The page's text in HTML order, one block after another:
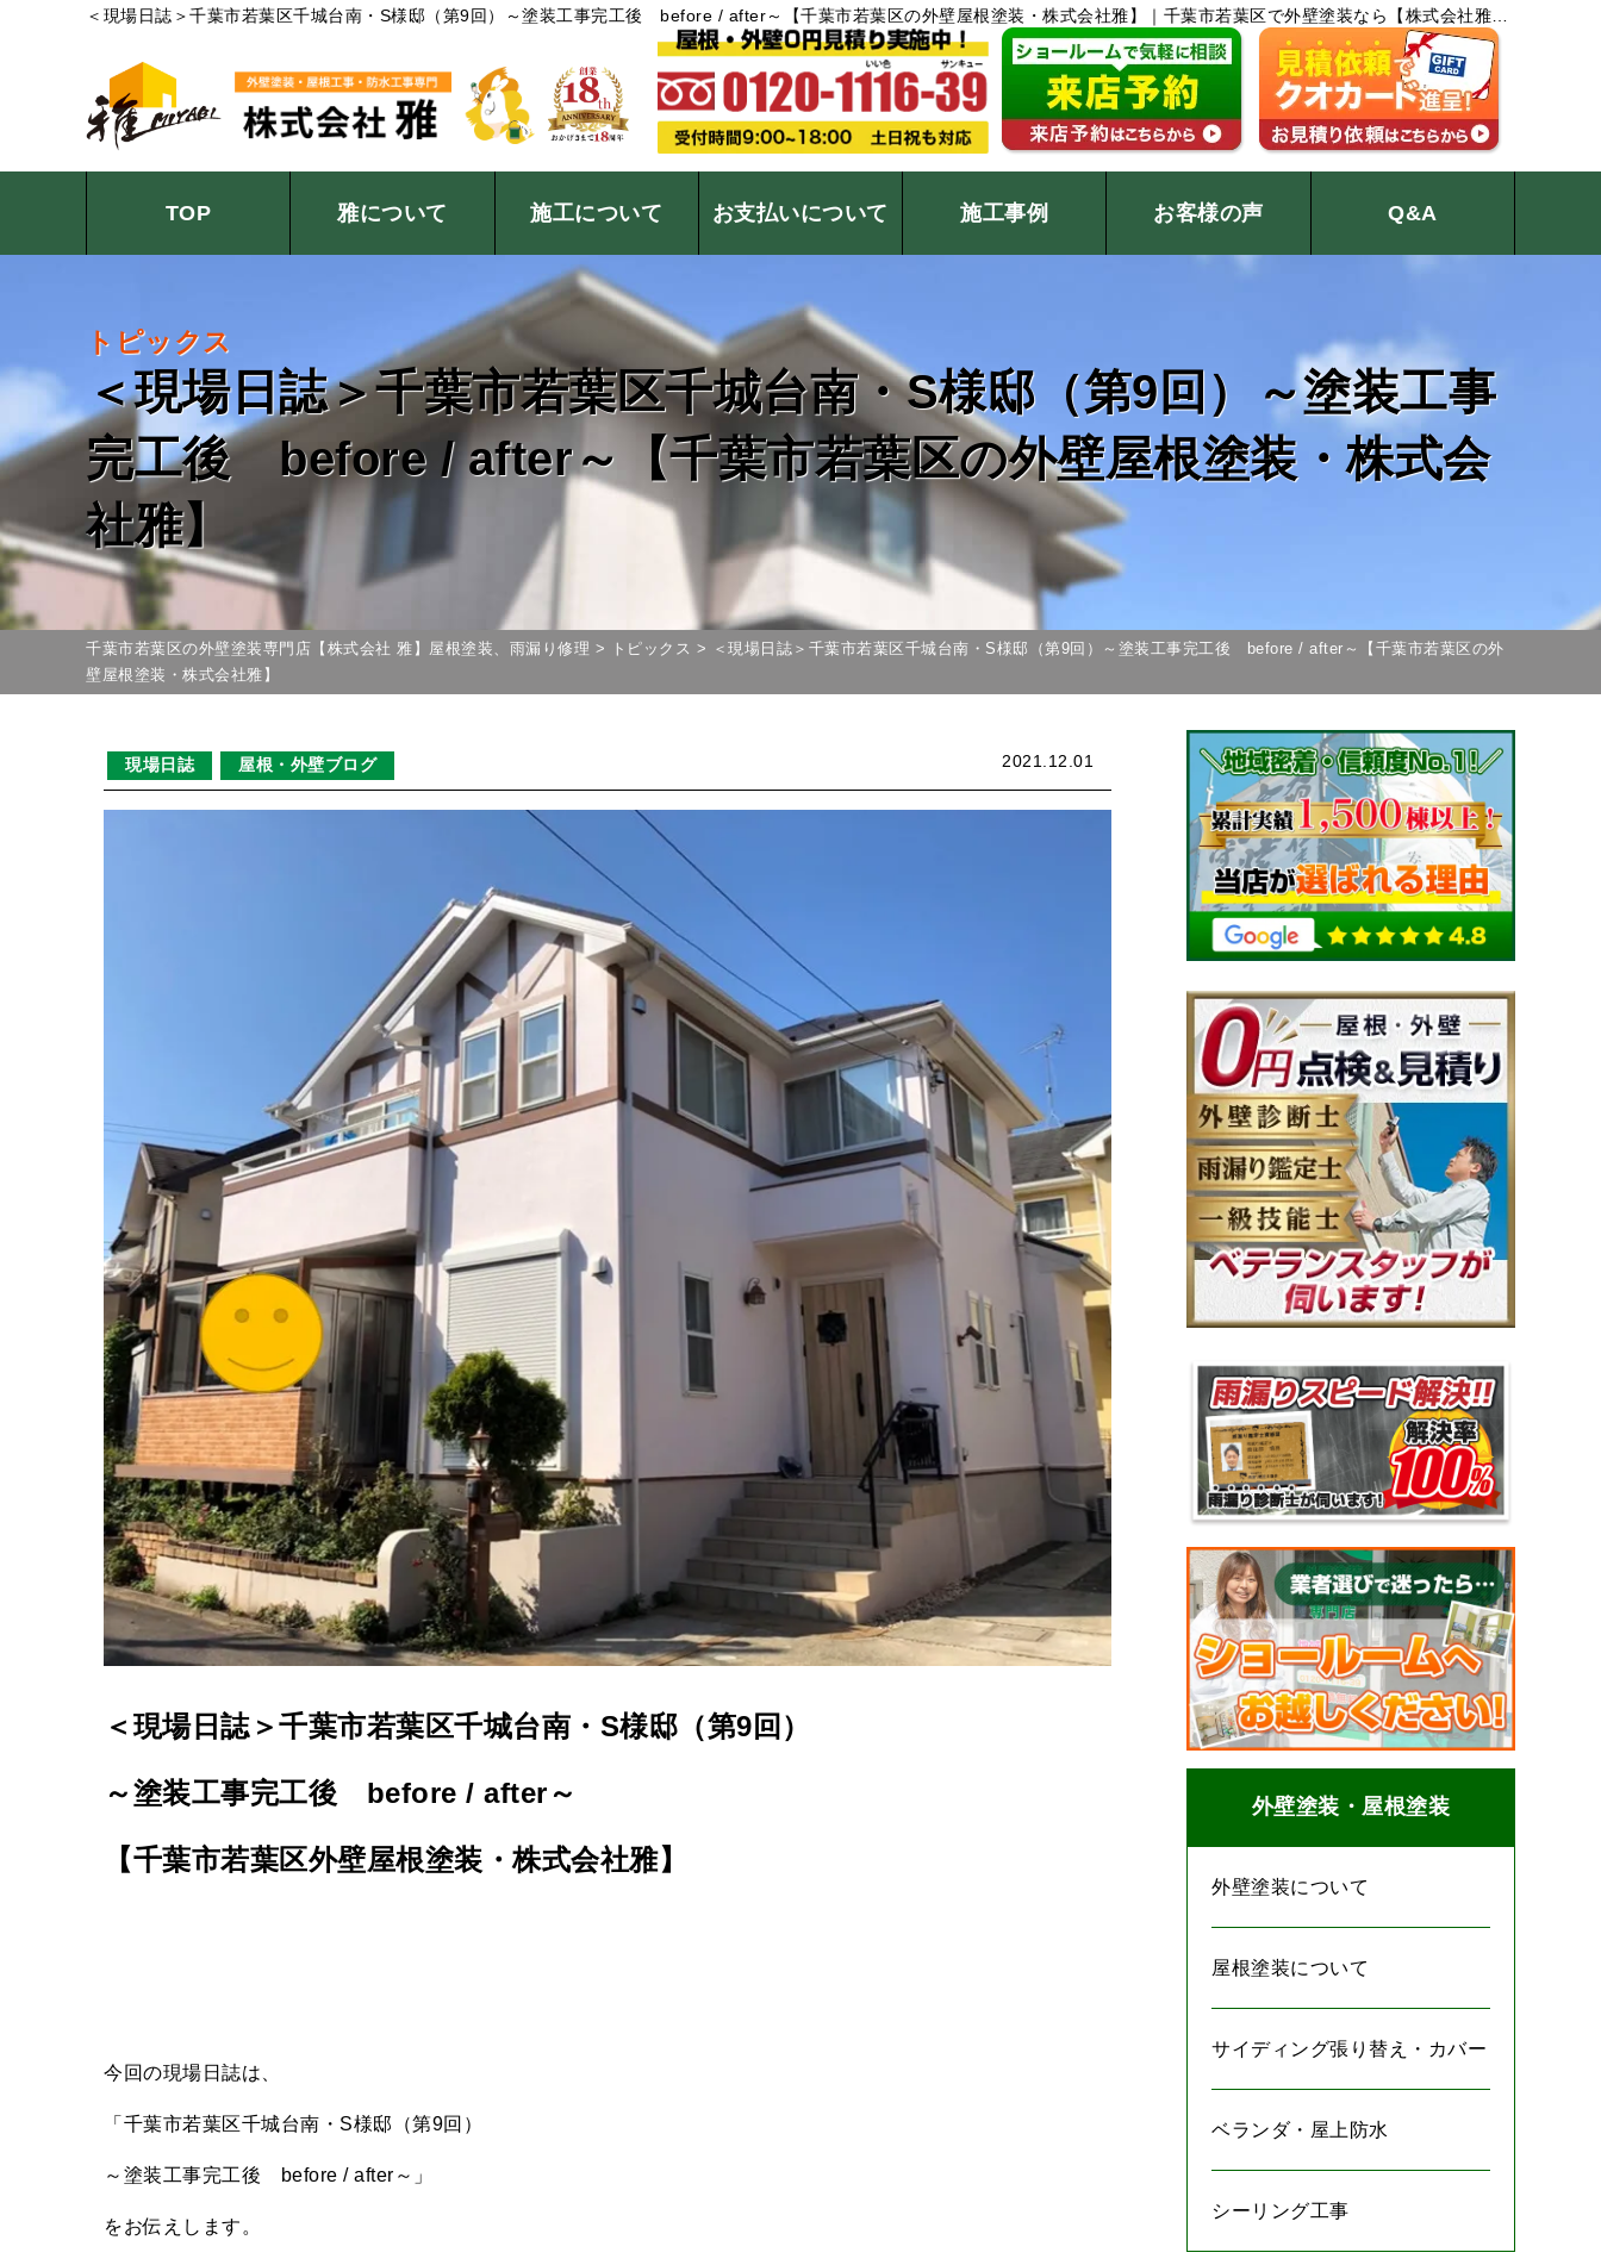
＜現場日誌＞千葉市若葉区千城台南・S様邸（第9回）～塗装工事完工後 before / after～【千葉市若葉区の外壁屋根塗装・株式会社雅】｜千葉市若葉区で外壁塗装なら【株式会社雅】
TOP 雅について 施工について
塗装工事メニュー
外壁塗装について
屋根塗装について
塗料について
サイディング張替・カバー
防水工事について
カラーシミュレーション
アパート・倉庫などの塗装
屋根工事メニュー
屋根葺き替え・カバー工事
瓦屋根の修繕
屋根板金・棟板金補修
スレートコロニアル屋根
雨どい工事
お支払いについて 施工事例 お客様の声 Q&A
トピックス
＜現場日誌＞千葉市若葉区千城台南・S様邸（第9回）～塗装工事
完工後 before / after～【千葉市若葉区の外壁屋根塗装・株式会
社雅】
千葉市若葉区の外壁塗装専門店【株式会社 雅】屋根塗装、雨漏り修理 > トピックス > ＜現場日誌＞千葉市若葉区千城台南・S様邸（第9回）～塗装工事完工後 before / after～【千葉市若葉区の外
壁屋根塗装・株式会社雅】
2021.12.01
現場日誌 屋根・外壁ブログ
＜現場日誌＞千葉市若葉区千城台南・S様邸（第9回）
～塗装工事完工後 before / after～
【千葉市若葉区外壁屋根塗装・株式会社雅】
今回の現場日誌は、
「千葉市若葉区千城台南・ S様邸（第9回）
～塗装工事完工後 before / after ～」
をお伝えします。
外壁塗装・屋根塗装
外壁塗装について
屋根塗装について
サイディング張り替え・カバー
ベランダ・屋上防水
シーリング工事